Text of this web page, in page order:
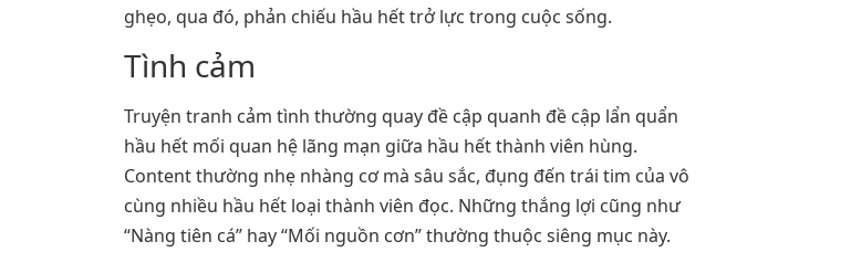
ghẹo, qua đó, phản chiếu hầu hết trở lực trong cuộc sống.
Tình cảm
Truyện tranh cảm tình thường quay đề cập quanh đề cập lẩn quẩn
hầu hết mối quan hệ lãng mạn giữa hầu hết thành viên hùng.
Content thường nhẹ nhàng cơ mà sâu sắc, đụng đến trái tim của vô
cùng nhiều hầu hết loại thành viên đọc. Những thắng lợi cũng như
“Nàng tiên cá” hay “Mối nguồn cơn” thường thuộc siêng mục này.